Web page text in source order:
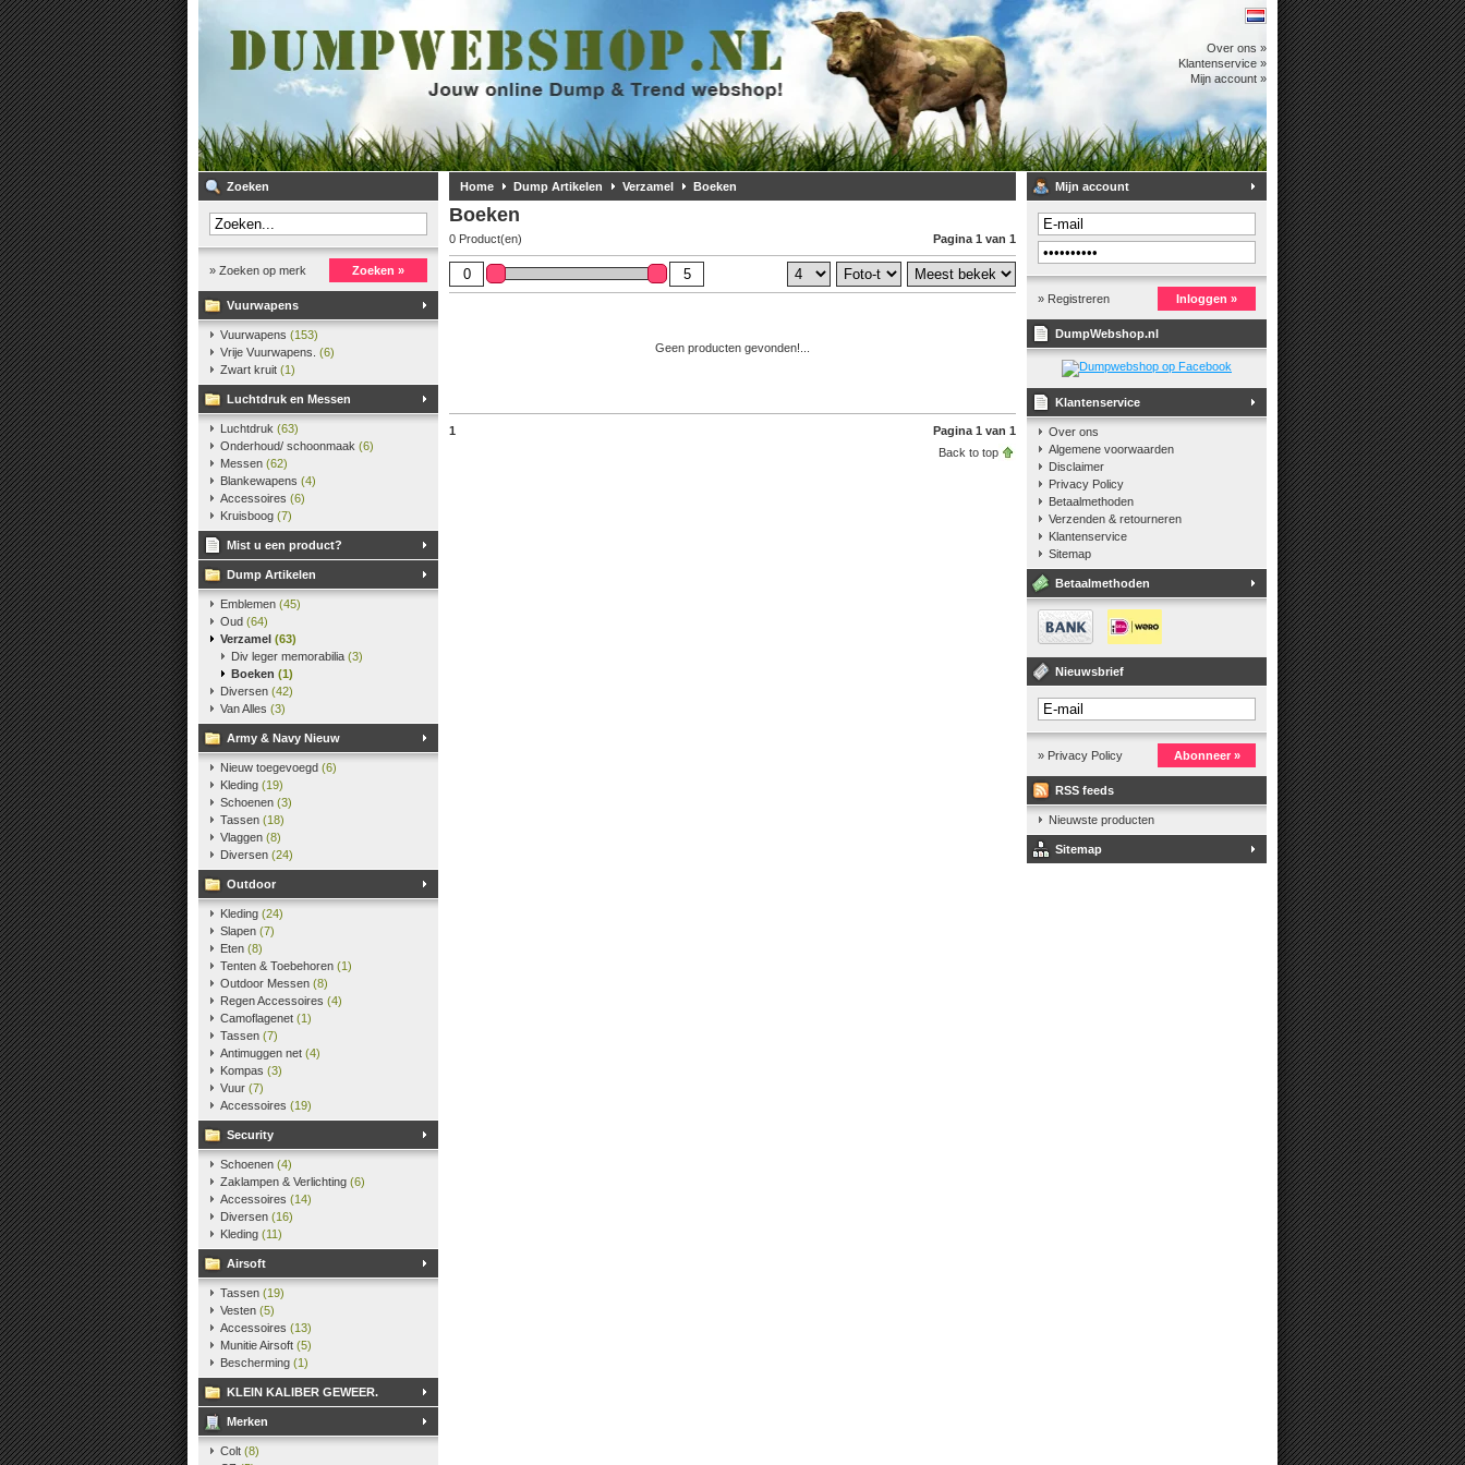
Over ons »
Klantenservice »
Mijn account »
Zoeken
» Zoeken op merk Zoeken »
Vuurwapens
Vuurwapens (153)
Vrije Vuurwapens. (6)
Zwart kruit (1)
Luchtdruk en Messen
Luchtdruk (63)
Onderhoud/ schoonmaak (6)
Messen (62)
Blankewapens (4)
Accessoires (6)
Kruisboog (7)
Mist u een product?
Dump Artikelen
Emblemen (45)
Oud (64)
Verzamel (63)
Div leger memorabilia (3)
Boeken (1)
Diversen (42)
Van Alles (3)
Army & Navy Nieuw
Nieuw toegevoegd (6)
Kleding (19)
Schoenen (3)
Tassen (18)
Vlaggen (8)
Diversen (24)
Outdoor
Kleding (24)
Slapen (7)
Eten (8)
Tenten & Toebehoren (1)
Outdoor Messen (8)
Regen Accessoires (4)
Camoflagenet (1)
Tassen (7)
Antimuggen net (4)
Kompas (3)
Vuur (7)
Accessoires (19)
Security
Schoenen (4)
Zaklampen & Verlichting (6)
Accessoires (14)
Diversen (16)
Kleding (11)
Airsoft
Tassen (19)
Vesten (5)
Accessoires (13)
Munitie Airsoft (5)
Bescherming (1)
KLEIN KALIBER GEWEER.
Merken
Colt (8)
Home Dump Artikelen Verzamel Boeken
Boeken
0 Product(en) Pagina 1 van 1
Geen producten gevonden!...
1
Pagina 1 van 1
Back to top
Mijn account
» Registreren Inloggen »
DumpWebshop.nl
Klantenservice
Over ons
Algemene voorwaarden
Disclaimer
Privacy Policy
Betaalmethoden
Verzenden & retourneren
Klantenservice
Sitemap
Betaalmethoden
Nieuwsbrief
» Privacy Policy Abonneer »
RSS feeds
Nieuwste producten
Sitemap